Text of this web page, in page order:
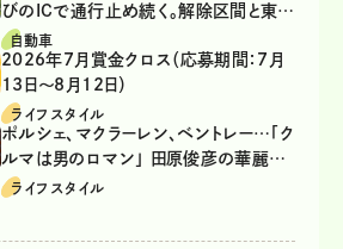
びのICで通行止め続く。解除区間と東九
州道の迂回ルート
自動車
2026年7月賞金クロス（応募期間：7月
13日～8月12日）
ライフスタイル
ポルシェ、マクラーレン、ベントレー…「ク
ルマは男のロマン」 田原俊彦の華麗な
る愛車遍歴
ライフスタイル